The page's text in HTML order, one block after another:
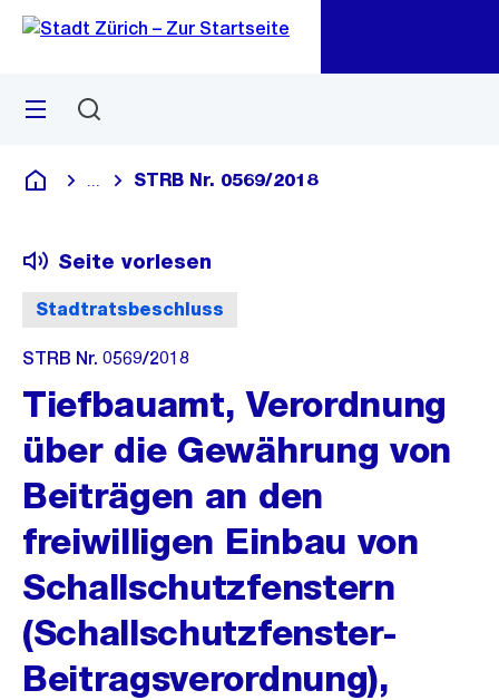
Navigation
Sprunglink
Menü
Deutsch
Blende alle Breadcrumbs ein
STRB Nr. 0569/2018
Stadtratsbeschluss
Seite vorlesen
STRB Nr. 0569/2018
Tiefbauamt, Verordnung
über die Gewährung von
Beiträgen an den
freiwilligen Einbau von
Schallschutzfenstern
(Schallschutzfenster-
Beitragsverordnung),